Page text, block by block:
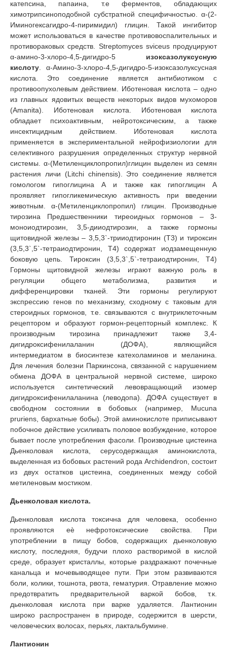
катепсина, папаина, т.е ферментов, обладающих
химотрипсиноподобной субстратной специфичностью. α-(2-
Иминогексагидро-4-пиримидил) глицин. Такой ингибитор
может использоваться в качестве противовоспалительных и
противораковых средств. Streptomyces sviceus продуцируют
α-амино-3-хлоро-4,5-дигидро-5 изоксазолуксусную
кислоту . α-Амино-3-хлоро-4,5-дигидро-5-изоксазолуксусная
кислота. Это соединение является антибиотиком с
противоопухолевым действием. Иботеновая кислота – одно
из главных ядовитых веществ некоторых видов мухоморов
(Amanita). Иботеновая кислота. Иботеновая кислота
обладает психоактивным, нейротоксическим, а также
инсектицидным действием. Иботеновая кислота
применяется в экспериментальной нейрофизиологии для
селективного разрушения определенных структур нервной
системы. α-(Mетиленциклопропил)глицин выделен из семян
растения личи (Litchi chinensis). Это соединение является
гомологом гипоглицина А и также как гипоглицин А
проявляет гипогликемическую активность при введении
животным. α-(Метиленциклопропил) глицин. Производные
тирозина Предшественники тиреоидных гормонов – 3-
моноиодтирозин, 3,5-дииодтирозин, а также гормоны
щитовидной железы – 3,5,3`-трииодтиронин (Т3) и тироксин
(3,5,3`,5`-тетраиодтиронин, Т4) содержат иодзамещенную
боковую цепь. Тироксин (3,5,3`,5`-тетраиодтиронин, Т4)
Гормоны щитовидной железы играют важную роль в
регуляции общего метаболизма, развития и
дифференцировки тканей. Эти гормоны регулируют
экспрессию генов по механизму, сходному с таковым для
стероидных гормонов, т.е. связываются с внутриклеточным
рецептором и образуют гормон-рецепторный комплекс. К
производным тирозина принадлежит также 3,4-
дигидроксифенилаланин (ДОФА), являющийся
интермедиатом в биосинтезе катехоламинов и меланина.
Для лечения болезни Паркинсона, связанной с нарушением
обмена ДОФА в центральной нервной системе, широко
используется синтетический левовращающий изомер
дигидроксифенилаланина (леводопа). ДОФА существует в
свободном состоянии в бобовых (например, Mucuna
pruriens, бархатные бобы). Этой аминокислоте приписывают
побочное действие усиливать половое возбуждение, которое
бывает после употребления фасоли. Производные цистеина
Дьенколовая кислота, серусодержащая аминокислота,
выделенная из бобовых растений рода Archidendron, состоит
из двух остатков цистеина, соединенных между собой
метиленовым мостиком.
Дьенколовая кислота.
Дьенколовая кислота токсична для человека, особенно
проявляются еѐ нефротоксические свойства. При
употреблении в пищу бобов, содержащих дьенколовую
кислоту, последняя, будучи плохо растворимой в кислой
среде, образует кристаллы, которые раздражают почечные
канальца и мочевыводящее пути. При этом развиваются
боли, колики, тошнота, рвота, гематурия. Отравление можно
предотвратить предварительной варкой бобов, т.к.
дьенколовая кислота при варке удаляется. Лантионин
широко распространен в природе, содержится в шерсти,
человеческих волосах, перьях, лактальбумине.
Лантионин